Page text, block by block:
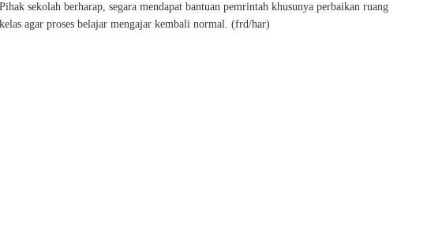
Pihak sekolah berharap, segara mendapat bantuan pemrintah khusunya perbaikan ruang
kelas agar proses belajar mengajar kembali normal. (frd/har)